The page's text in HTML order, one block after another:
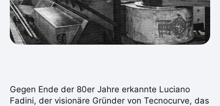
Gegen Ende der 80er Jahre erkannte Luciano
Fadini, der visionäre Gründer von Tecnocurve, das